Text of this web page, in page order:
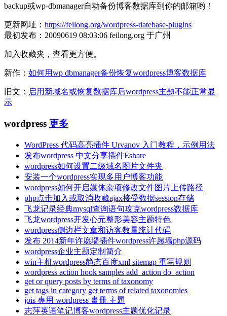
backup或wp-dbmanager自动备份博客数据库到你的邮箱哟！
更新网址： https://feilong.org/wordpress-datebase-plugins
最初发布：20090619 08:03:06 feilong.org 于广州
加入收藏夹，查看更方便。
新作： 如何用wp dbmanager备份恢复wordpress博客数据库
旧文： 启用新域名或恢复数据库后wordpress主题不能正常显
示
wordpress 更多
WordPress 代码高亮插件 Urvanov 入门教程，示例用法
发布wordpress 中文分享插件Eshare
wordpress如何设置二级域名图片文件夹
安装一个wordpress实现多用户博客功能
wordpress如何开启媒体杂项修改文件图片上传路径
php点击加入或取消收藏ajax接受数据session存储
飞龙记录经典mysql查询语句攻克wordpress数据库
飞龙wordpress开发心元整形美容主题特色
wordpress侧边栏文章和访客数量统计代码
发布 2014新年许愿墙插件wordpress许愿墙php源码
wordpress企业主题定制简介
win主机wordpress静态百度xml sitemap 重写规则
wordpress action hook samples add_action do_action
get or query posts by terms of taxonomy
get tags in category get terms of related taxonomies
jois 專用 wordpress 畫冊 主題
志萍英语笔记博客wordpress主题优化记录